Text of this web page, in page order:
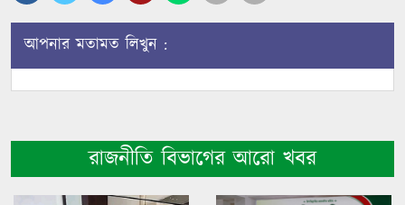
আপনার মতামত লিখুন :
রাজনীতি বিভাগের আরো খবর